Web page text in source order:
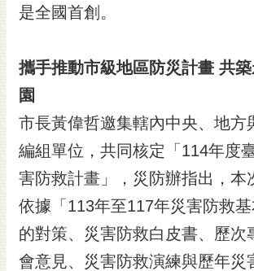
是全國首創。
攜手推動市級地區防災計畫 共
園
市長黃偉哲邀集轄內中央、地方
編組單位，共同核定「114年度
害防救計畫」，災防辦指出，本
依據「113年至117年災害防救
的對策、災害防救白皮書、歷次
會意見、災害防救演練與歷年災